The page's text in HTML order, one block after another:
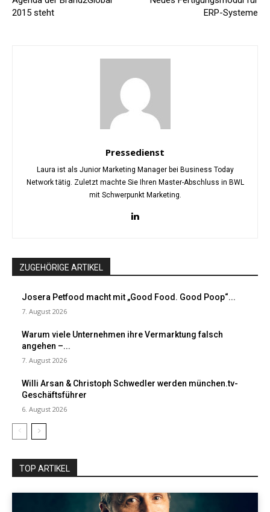
2015 steht
ERP-Systeme
Pressedienst
Laura ist als Junior Marketing Manager bei Business Today
Network tätig. Zuletzt machte Sie Ihren Master-Abschluss in BWL
mit Schwerpunkt Marketing.
ZUGEHÖRIGE ARTIKEL
Josera Petfood macht mit „Good Food. Good Poop“...
7. August 2026
Warum viele Unternehmen ihre Vermarktung falsch
angehen –...
7. August 2026
Willi Arsan & Christoph Schwedler werden münchen.tv-
Geschäftsführer
6. August 2026
TOP ARTIKEL